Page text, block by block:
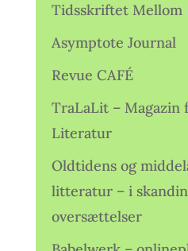
Tidsskriftet Mellom
Asymptote Journal
Revue CAFÉ
TraLaLit – Magazin
Literatur
Oldtidens og
litteratur – i
oversættelser